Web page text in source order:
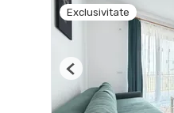
Exclusivitate
Previous